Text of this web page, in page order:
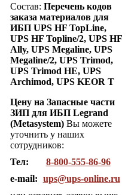
Состав: Перечень кодов
заказа материалов для
ИБП UPS HF TopLine,
UPS HF Topline/2, UPS HF
Ally, UPS Megaline, UPS
Megaline/2, UPS Trimod,
UPS Trimod HE, UPS
Archimod, UPS KEOR T
Цену на Запасные части
ЗИП для ИБП Legrand
(Metasystem) Вы можете
уточнить у наших
сотрудников:
Тел:
8-800-555-86-96
e-mail: ups@ups-online.ru